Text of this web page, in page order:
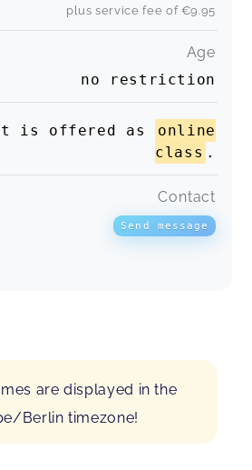
plus service fee of €9.95
Age
no restriction
is offered as
online
class .
Contact
Send message
are displayed in the
Berlin timezone!